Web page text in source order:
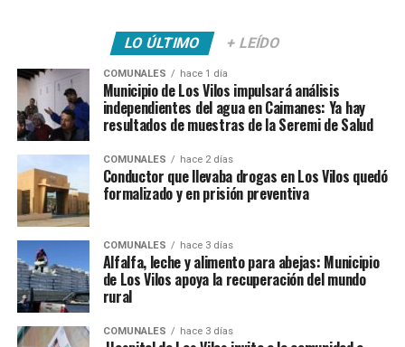
LO ÚLTIMO + LEÍDO
COMUNALES hace 1 día
Municipio de Los Vilos impulsará análisis
independientes del agua en Caimanes: Ya hay
resultados de muestras de la Seremi de Salud
COMUNALES hace 2 días
Conductor que llevaba drogas en Los Vilos quedó
formalizado y en prisión preventiva
COMUNALES hace 3 días
Alfalfa, leche y alimento para abejas: Municipio
de Los Vilos apoya la recuperación del mundo
rural
COMUNALES hace 3 días